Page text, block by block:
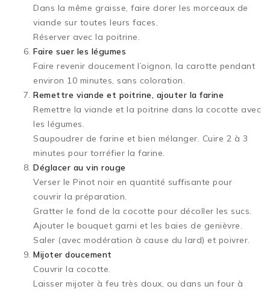
Dans la même graisse, faire dorer les morceaux de
viande sur toutes leurs faces.
Réserver avec la poitrine.
Faire suer les légumes
Faire revenir doucement l’oignon, la carotte pendant
environ 10 minutes, sans coloration.
Remettre viande et poitrine, ajouter la farine
Remettre la viande et la poitrine dans la cocotte avec
les légumes.
Saupoudrer de farine et bien mélanger. Cuire 2 à 3
minutes pour torréfier la farine.
Déglacer au vin rouge
Verser le Pinot noir en quantité suffisante pour
couvrir la préparation.
Gratter le fond de la cocotte pour décoller les sucs.
Ajouter le bouquet garni et les baies de genièvre.
Saler (avec modération à cause du lard) et poivrer.
Mijoter doucement
Couvrir la cocotte.
Laisser mijoter à feu très doux, ou dans un four à